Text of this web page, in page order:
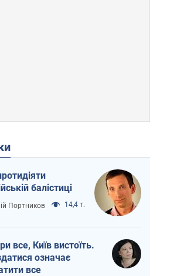
балістиці
Портников 14,4 т.
все, Київ вистоїть.
означає
все